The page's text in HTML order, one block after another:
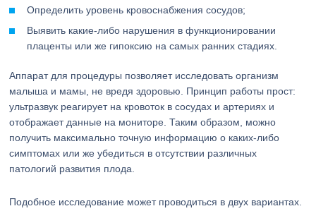
Определить уровень кровоснабжения сосудов;
Выявить какие-либо нарушения в функционировании
плаценты или же гипоксию на самых ранних стадиях.
Аппарат для процедуры позволяет исследовать организм
малыша и мамы, не вредя здоровью. Принцип работы прост:
ультразвук реагирует на кровоток в сосудах и артериях и
отображает данные на мониторе. Таким образом, можно
получить максимально точную информацию о каких-либо
симптомах или же убедиться в отсутствии различных
патологий развития плода.
Подобное исследование может проводиться в двух вариантах.